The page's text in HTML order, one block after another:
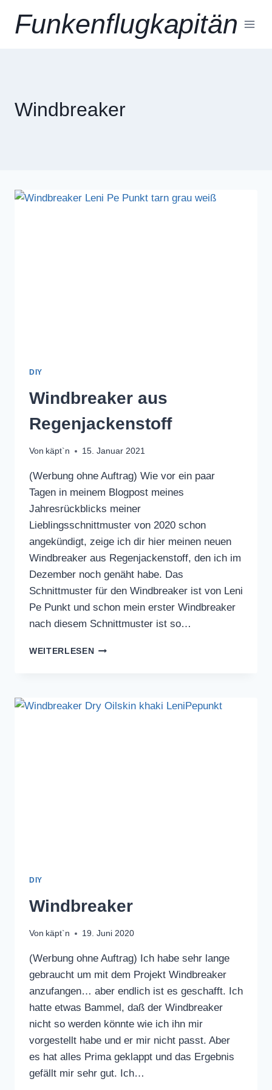
InhaltFunkenflugkapitän
Windbreaker
DIY
Windbreaker aus
Regenjackenstoff
Von käpt`n 15. Januar 2021
(Werbung ohne Auftrag) Wie vor ein paar
Tagen in meinem Blogpost meines
Jahresrückblicks meiner
Lieblingsschnittmuster von 2020 schon
angekündigt, zeige ich dir hier meinen neuen
Windbreaker aus Regenjackenstoff, den ich im
Dezember noch genäht habe. Das
Schnittmuster für den Windbreaker ist von Leni
Pe Punkt und schon mein erster Windbreaker
nach diesem Schnittmuster ist so…
WEITERLESENWINDBREAKER
DIY
Windbreaker
Von käpt`n 19. Juni 2020
(Werbung ohne Auftrag) Ich habe sehr lange
gebraucht um mit dem Projekt Windbreaker
anzufangen… aber endlich ist es geschafft. Ich
hatte etwas Bammel, daß der Windbreaker
nicht so werden könnte wie ich ihn mir
vorgestellt habe und er mir nicht passt. Aber
es hat alles Prima geklappt und das Ergebnis
gefällt mir sehr gut. Ich…